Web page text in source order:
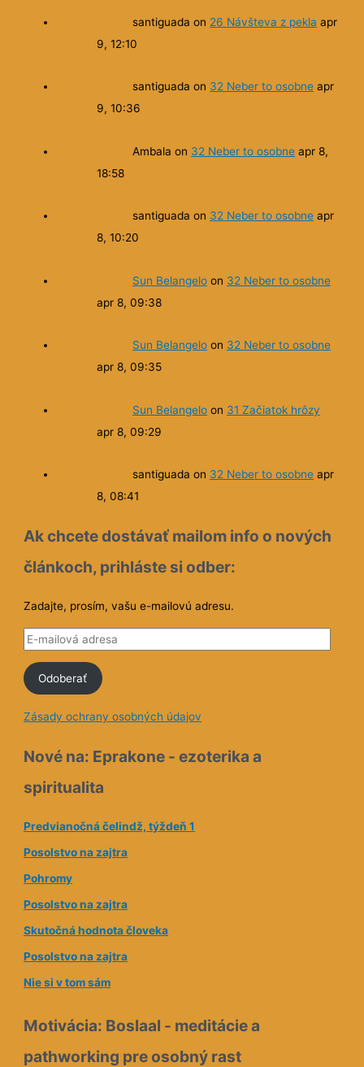
santiguada on 26 Návšteva z pekla apr
9, 12:10
santiguada on 32 Neber to osobne apr
9, 10:36
Ambala on 32 Neber to osobne apr 8,
18:58
santiguada on 32 Neber to osobne apr
8, 10:20
Sun Belangelo on 32 Neber to osobne
apr 8, 09:38
Sun Belangelo on 32 Neber to osobne
apr 8, 09:35
Sun Belangelo on 31 Začiatok hrôzy
apr 8, 09:29
santiguada on 32 Neber to osobne apr
8, 08:41
Ak chcete dostávať mailom info o nových
článkoch, prihláste si odber:
Zadajte, prosím, vašu e-mailovú adresu.
E
m
i
l
v
a
d
r
e
s
Odoberať
Zásady ochrany osobných údajov
Nové na: Eprakone - ezoterika a
spiritualita
Predvianočná čelindž, týždeň 1
Posolstvo na zajtra
Pohromy
Posolstvo na zajtra
Skutočná hodnota človeka
Posolstvo na zajtra
Nie si v tom sám
Motivácia: Boslaal - meditácie a
pathworking pre osobný rast